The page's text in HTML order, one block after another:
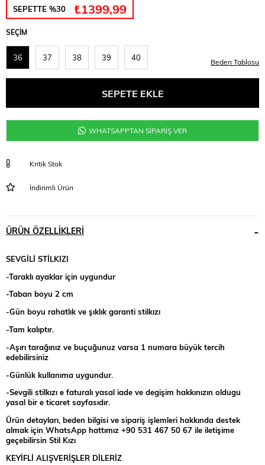
SEPETTE %30 ₺1399,99
SEÇIM
36 37 38 39 40 Beden Tablosu
WHATSAPPTAN SİPARİŞ VER
Kritik Stok
İndirimli Ürün
ÜRÜN ÖZELLIKLERI
SEVGİLİ STİLKIZI
-Taraklı ayaklar için uygundur
-Taban boyu 2 cm
-Gün boyu rahatlık ve şıklık garanti stilkızı
-Tam kalıptır.
-Aşırı tarağınız ve buçuğunuz varsa 1 numara büyük tercih
edebilirsiniz
-Günlük kullanıma uygundur.
-Sevgili stilkızı e faturalı yasal iade ve degişim hakkınızın oldugu
yasal bir e ticaret sayfasıdır.
Ürün detayları, beden bilgisi ve sipariş işlemleri hakkında destek
almak için WhatsApp hattımız +90 531 467 50 67 ile iletişime
geçebilirsin Stil Kızı
KEYİFLİ ALIŞVERİŞLER DİLERİZ